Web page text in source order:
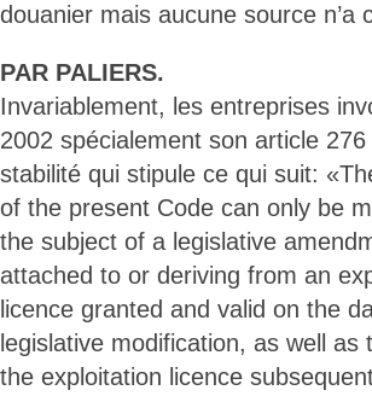
douanier mais aucune source n’a
PAR PALIERS.
Invariablement, les entreprises
2002 spécialement son article
stabilité qui stipule ce qui suit:
of the present Code can only be
the subject of a legislative
attached to or deriving from an
licence granted and valid on the
legislative modification, as well
the exploitation licence